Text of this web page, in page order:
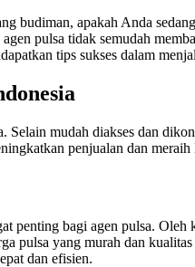
budiman, apakah Anda
pulsa tidak semudah
tips sukses dalam
mudah diakses dan
penjualan dan
penting bagi agen pulsa.
pulsa yang murah dan
dan efisien.